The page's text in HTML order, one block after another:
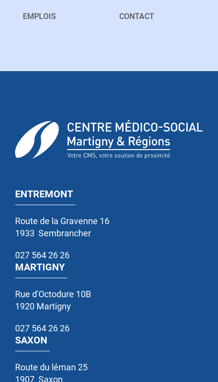
EMPLOIS CONTACT
ENTREMONT
Route de la Gravenne 16
1933 Sembrancher
027 564 26 26
MARTIGNY
Rue d'Octodure 10B
1920 Martigny
027 564 26 26
SAXON
Route du léman 25
1907 Saxon